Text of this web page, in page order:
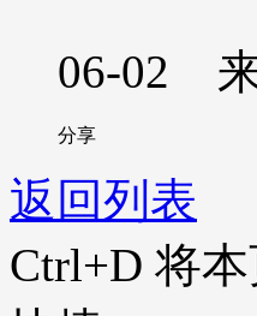
06-02
分享
返回列表
Ctrl+D 将